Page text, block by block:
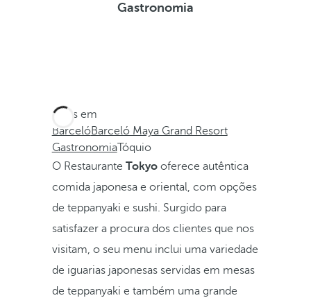
Gastronomia
Estes em
BarcelóBarceló Maya Grand Resort
GastronomiaTóquio
O Restaurante Tokyo oferece autêntica
comida japonesa e oriental, com opções
de teppanyaki e sushi. Surgido para
satisfazer a procura dos clientes que nos
visitam, o seu menu inclui uma variedade
de iguarias japonesas servidas em mesas
de teppanyaki e também uma grande